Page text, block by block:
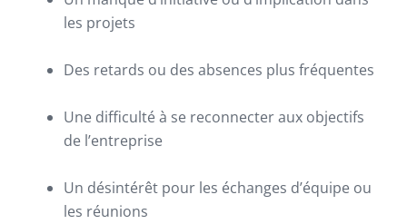
les projets
Des retards ou des absences plus fréquentes
Une difficulté à se reconnecter aux objectifs
de l’entreprise
Un désintérêt pour les échanges d’équipe ou
les réunions